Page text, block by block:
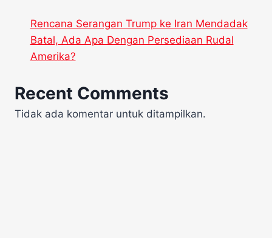
Rencana Serangan Trump ke Iran Mendadak
Batal, Ada Apa Dengan Persediaan Rudal
Amerika?
Recent Comments
Tidak ada komentar untuk ditampilkan.